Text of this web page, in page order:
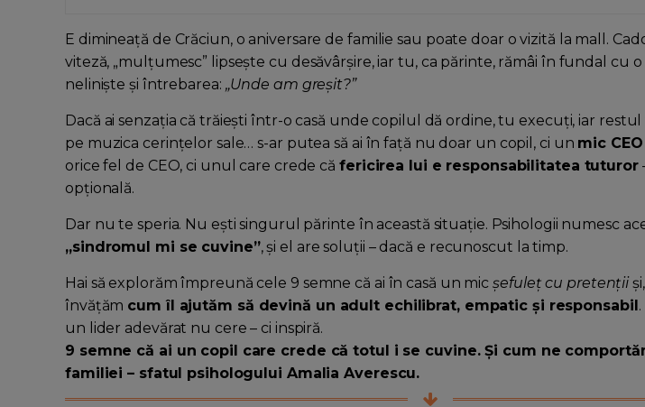
E dimineață de Crăciun, o aniversare de familie sau poate doar o vizită la mall.
viteză, „mulțumesc” lipsește cu desăvârșire, iar tu, ca părinte, rămâi în fundal cu
neliniște și întrebarea: „Unde am greșit?”
Dacă ai senzația că trăiești într-o casă unde copilul dă ordine, tu execuți, iar restul
pe muzica cerințelor sale… s-ar putea să ai în față nu doar un copil, ci un mic
orice fel de CEO, ci unul care crede că fericirea lui e responsabilitatea tuturor
opțională.
Dar nu te speria. Nu ești singurul părinte în această situație. Psihologii numesc
„sindromul mi se cuvine”, și el are soluții – dacă e recunoscut la timp.
Hai să explorăm împreună cele 9 semne că ai în casă un micșefuleț cu pretenții
învățăm cum îl ajutăm să devină un adult echilibrat, empatic și responsabil
un lider adevărat nu cere – ci inspiră.
9 semne că ai un copil care crede că totul i se cuvine. Și cum ne
familiei – sfatul psihologului Amalia Averescu.